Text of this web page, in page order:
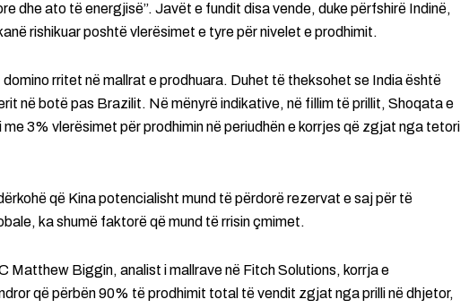
dhe ato të energjisë”. Javët e fundit disa vende, duke përfshirë Indinë,
rishikuar poshtë vlerësimet e tyre për nivelet e prodhimit.
rritet në mallrat e prodhuara. Duhet të theksohet se India është
në botë pas Brazilit. Në mënyrë indikative, në fillim të prillit, Shoqata e
3% vlerësimet për prodhimin në periudhën e korrjes që zgjat nga tetori
që Kina potencialisht mund të përdorë rezervat e saj për të
ka shumë faktorë që mund të rrisin çmimet.
Matthew Biggin, analist i mallrave në Fitch Solutions, korrja e
që përbën 90% të prodhimit total të vendit zgjat nga prilli në dhjetor,